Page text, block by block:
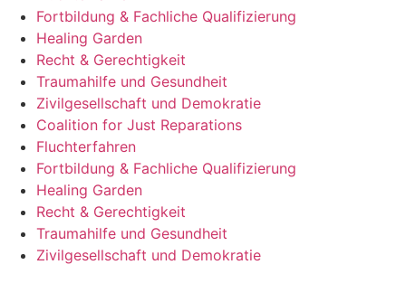
Fortbildung & Fachliche Qualifizierung
Healing Garden
Recht & Gerechtigkeit
Traumahilfe und Gesundheit
Zivilgesellschaft und Demokratie
Coalition for Just Reparations
Fluchterfahren
Fortbildung & Fachliche Qualifizierung
Healing Garden
Recht & Gerechtigkeit
Traumahilfe und Gesundheit
Zivilgesellschaft und Demokratie